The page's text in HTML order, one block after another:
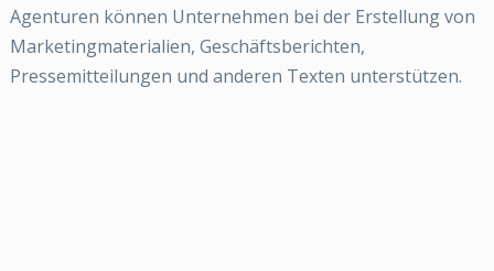
Agenturen können Unternehmen bei der Erstellung von
Marketingmaterialien, Geschäftsberichten,
Pressemitteilungen und anderen Texten unterstützen.